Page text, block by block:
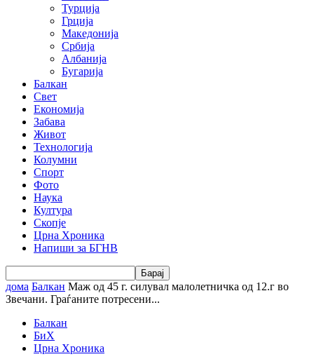
Турција
Грција
Македонија
Србија
Албанија
Бугарија
Балкан
Свет
Економија
Забава
Живот
Технологија
Колумни
Спорт
Фото
Наука
Култура
Скопје
Црна Хроника
Напиши за БГНВ
дома Балкан Маж од 45 г. силувал малолетничка од 12.г во
Звечани. Граѓаните потресени...
Балкан
БиХ
Црна Хроника